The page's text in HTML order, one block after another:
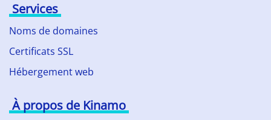
Services
Noms de domaines
Certificats SSL
Hébergement web
À propos de Kinamo